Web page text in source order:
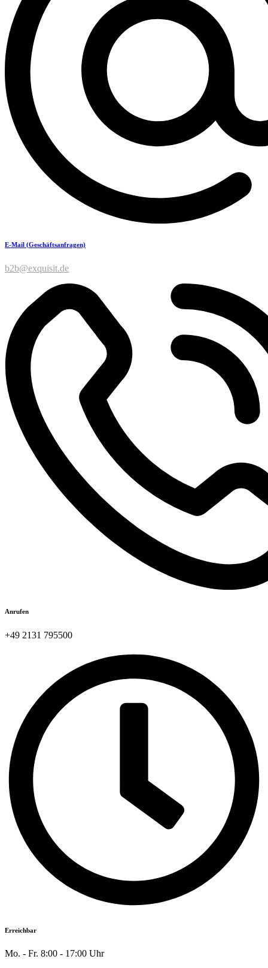
E-Mail (Geschäftsanfragen)
b2b@exquisit.de
Anrufen
+49 2131 795500​
Erreichbar
Mo. - Fr. 8:00 - 17:00 Uhr